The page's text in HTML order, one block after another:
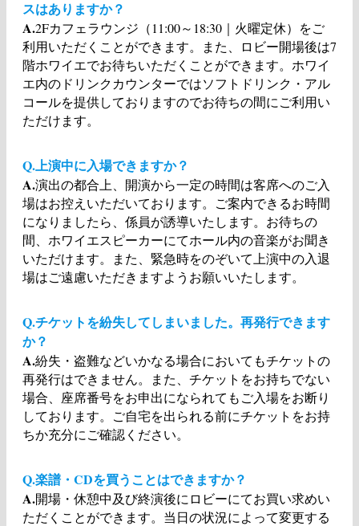
スはありますか？
A.2Fカフェラウンジ（11:00～18:30｜火曜定休）をご
利用いただくことができます。また、ロビー開場後は7
階ホワイエでお待ちいただくことができます。ホワイ
エ内のドリンクカウンターではソフトドリンク・アル
コールを提供しておりますのでお待ちの間にご利用い
ただけます。
Q.上演中に入場できますか？
A.演出の都合上、開演から一定の時間は客席へのご入
場はお控えいただいております。ご案内できるお時間
になりましたら、係員が誘導いたします。お待ちの
間、ホワイエスピーカーにてホール内の音楽がお聞き
いただけます。また、緊急時をのぞいて上演中の入退
場はご遠慮いただきますようお願いいたします。
Q.チケットを紛失してしまいました。再発行できます
か？
A.紛失・盗難などいかなる場合においてもチケットの
再発行はできません。また、チケットをお持ちでない
場合、座席番号をお申出になられてもご入場をお断り
しております。ご自宅を出られる前にチケットをお持
ちか充分にご確認ください。
Q.楽譜・CDを買うことはできますか？
A.開場・休憩中及び終演後にロビーにてお買い求めい
ただくことができます。当日の状況によって変更する